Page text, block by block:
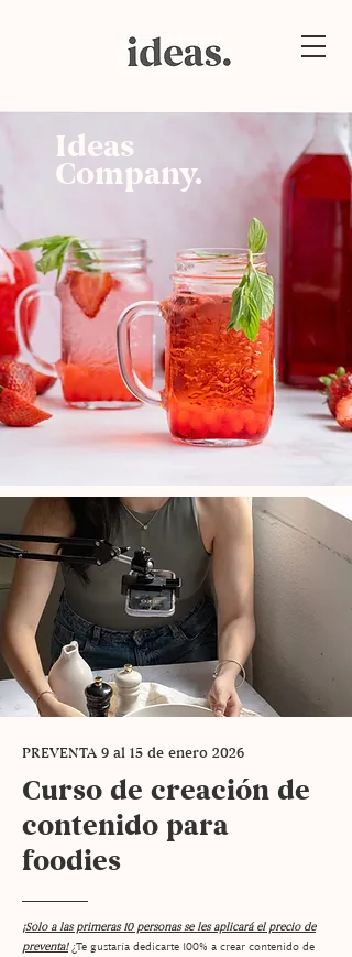
Ideas
Company.
PREVENTA 9 al 15 de enero 2026
Curso de creación de
contenido para
foodies
¡Solo a las primeras 10 personas se les aplicará el precio de
preventa!¿Te gustaría dedicarte 100% a crear contenido de